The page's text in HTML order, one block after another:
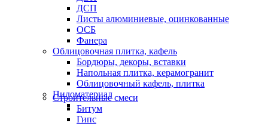
ДСП
Листы алюминиевые, оцинкованные
ОСБ
Фанера
Облицовочная плитка, кафель
Бордюры, декоры, вставки
Напольная плитка, керамогранит
Облицовочный кафель, плитка
Пиломатериал
Строительные смеси
Битум
Гипс